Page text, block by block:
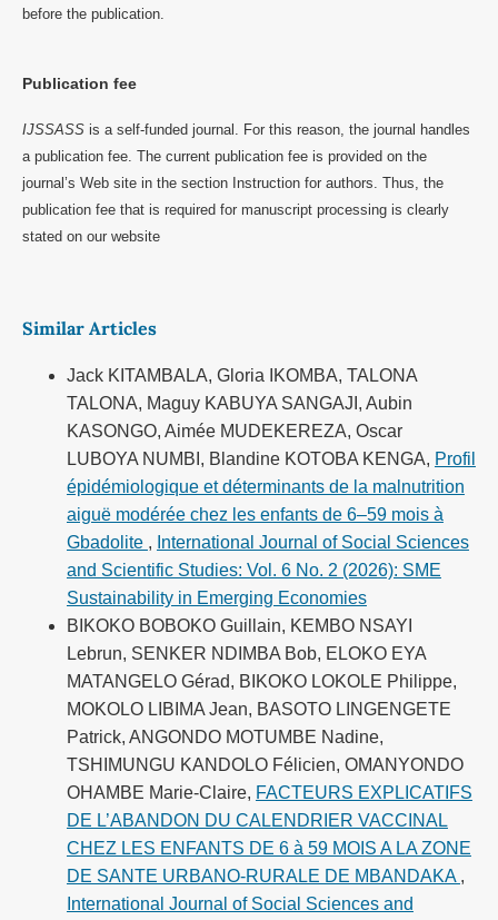
before the publication.
Publication fee
IJSSASSis a self-funded journal. For this reason, the journal handles
a publication fee. The current publication fee is provided on the
journal’s Web site in the section Instruction for authors. Thus, the
publication fee that is required for manuscript processing is clearly
stated on our website
Similar Articles
Jack KITAMBALA, Gloria IKOMBA, TALONA
TALONA, Maguy KABUYA SANGAJI, Aubin
KASONGO, Aimée MUDEKEREZA, Oscar
LUBOYA NUMBI, Blandine KOTOBA KENGA, Profil
épidémiologique et déterminants de la malnutrition
aiguë modérée chez les enfants de 6–59 mois à
Gbadolite , International Journal of Social Sciences
and Scientific Studies: Vol. 6 No. 2 (2026): SME
Sustainability in Emerging Economies
BIKOKO BOBOKO Guillain, KEMBO NSAYI
Lebrun, SENKER NDIMBA Bob, ELOKO EYA
MATANGELO Gérad, BIKOKO LOKOLE Philippe,
MOKOLO LIBIMA Jean, BASOTO LINGENGETE
Patrick, ANGONDO MOTUMBE Nadine,
TSHIMUNGU KANDOLO Félicien, OMANYONDO
OHAMBE Marie-Claire, FACTEURS EXPLICATIFS
DE L’ABANDON DU CALENDRIER VACCINAL
CHEZ LES ENFANTS DE 6 à 59 MOIS A LA ZONE
DE SANTE URBANO-RURALE DE MBANDAKA ,
International Journal of Social Sciences and